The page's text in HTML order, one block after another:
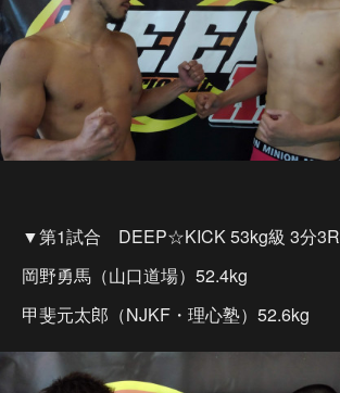
▼第1試合 DEEP☆KICK 53kg級 3分3R
岡野勇馬（山口道場）52.4kg
甲斐元太郎（NJKF・理心塾）52.6kg